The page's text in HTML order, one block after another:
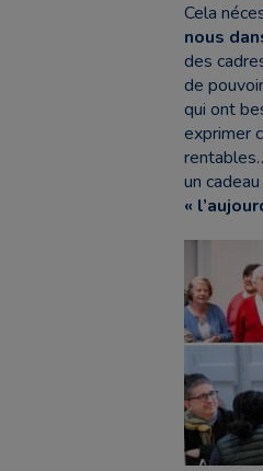
Cela
nous
des
de
qui ont
exprimer
un cadeau
«